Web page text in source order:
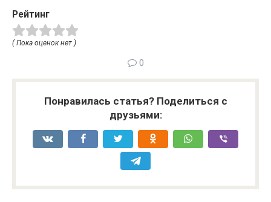
Рейтинг
( Пока оценок нет )
0
Понравилась статья? Поделиться с
друзьями: